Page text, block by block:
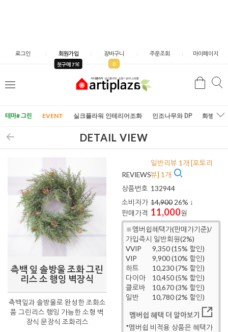
로그인 회원가입
첫구매 7
장바구니
0
주문조회 마이페이지
메
검
테마# 그린 EVENT 실크플라워 인테리어조화 인조나무와 DP 화병/화
DETAIL VIEW
측백 잎 솔방울 조화 그린
리스 소 행잉 벽장식
측백잎과 솔방울로 완성한 조화소
품 그린리스 행잉 가능한 소형 벽
장식 문장식 조화리스
REVIEWS
일반리뷰 1개 [포토리
뷰] 1개
상품번호 132944
소비자가 14,900 26% ↓
판매가격 11,000원
※멤버쉽혜택가(판매가기준)/
가입즉시 일반회원(2%)
VVIP
9,350 (15% 할인)
VIP
9,900 (10% 할인)
하트
10,230 (7% 할인)
다이아
10,450 (5% 할인)
클로바
10,670 (3% 할인)
일반
10,780 (2% 할인)
멤버쉽 혜택 더 알아보기
*멤버쉽 비적용 상품은 혜택가